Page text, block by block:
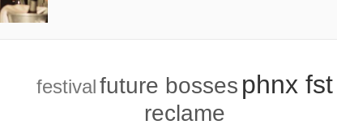
festivalfuture bosses phnx fst
reclame